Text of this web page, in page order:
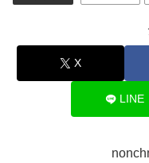
X
LINE